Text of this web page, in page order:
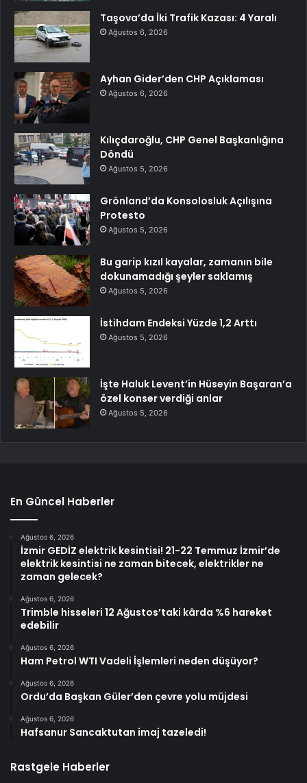
Taşova’da İki Trafik Kazası: 4 Yaralı
Ağustos 6, 2026
Ayhan Gider’den CHP Açıklaması
Ağustos 6, 2026
Kılıçdaroğlu, CHP Genel Başkanlığına
Döndü
Ağustos 5, 2026
Grönland’da Konsolosluk Açılışına
Protesto
Ağustos 5, 2026
Bu garip kızıl kayalar, zamanın bile
dokunamadığı şeyler saklamış
Ağustos 5, 2026
İstihdam Endeksi Yüzde 1,2 Arttı
Ağustos 5, 2026
İşte Haluk Levent’in Hüseyin Başaran’a
özel konser verdiği anlar
Ağustos 5, 2026
En Güncel Haberler
Ağustos 6, 2026
İzmir GEDİZ elektrik kesintisi! 21-22 Temmuz İzmir’de
elektrik kesintisi ne zaman bitecek, elektrikler ne
zaman gelecek?
Ağustos 6, 2026
Trimble hisseleri 12 Ağustos’taki kârda %6 hareket
edebilir
Ağustos 6, 2026
Ham Petrol WTI Vadeli İşlemleri neden düşüyor?
Ağustos 6, 2026
Ordu’da Başkan Güler’den çevre yolu müjdesi
Ağustos 6, 2026
Hafsanur Sancaktutan imaj tazeledi!
Rastgele Haberler